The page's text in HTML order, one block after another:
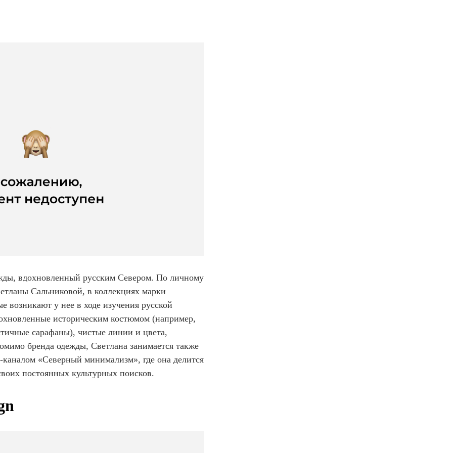
вдохновленный русским Севером. По личному
Сальниковой, в коллекциях марки
возникают у нее в ходе изучения русской
историческим костюмом (например,
сарафаны), чистые линии и цвета,
бренда одежды, Светлана занимается также
каналом «Северный минимализм», где она делится
постоянных культурных поисков.